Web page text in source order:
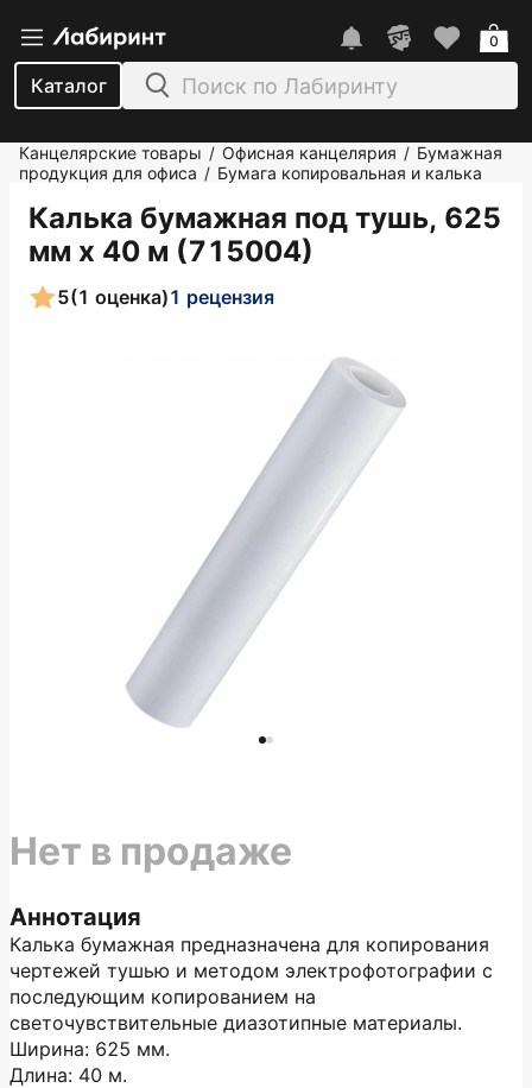
Каталог
0
Канцелярские товары / Офисная канцелярия / Бумажная
продукция для офиса / Бумага копировальная и калька
Калька бумажная под тушь, 625
мм х 40 м (715004)
5(1 оценка)1 рецензия
Аннотация
Калька бумажная предназначена для копирования
чертежей тушью и методом электрофотографии с
последующим копированием на
светочувствительные диазотипные материалы.
Ширина: 625 мм.
Длина: 40 м.
Нет в продаже